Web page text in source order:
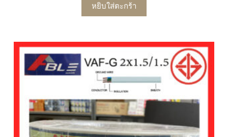
หยิบใส่ตะกร้า